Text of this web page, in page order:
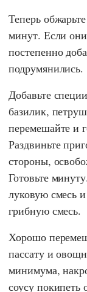
Теперь
минут. Если
постепенно
подрумянились.
Добавьте
базилик,
перемешайте и
Раздвиньте
стороны,
Готовьте
луковую смесь
грибную смесь.
Хорошо
пассату и
минимума,
соусу покипеть